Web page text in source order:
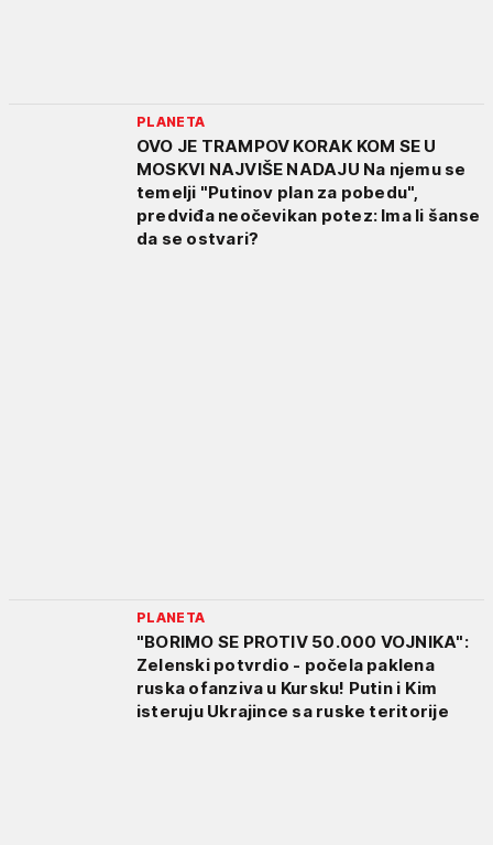
PLANETA
OVO JE TRAMPOV KORAK KOM SE U
MOSKVI NAJVIŠE NADAJU Na njemu se
temelji "Putinov plan za pobedu",
predviđa neočevikan potez: Ima li šanse
da se ostvari?
PLANETA
"BORIMO SE PROTIV 50.000 VOJNIKA":
Zelenski potvrdio - počela paklena
ruska ofanziva u Kursku! Putin i Kim
isteruju Ukrajince sa ruske teritorije